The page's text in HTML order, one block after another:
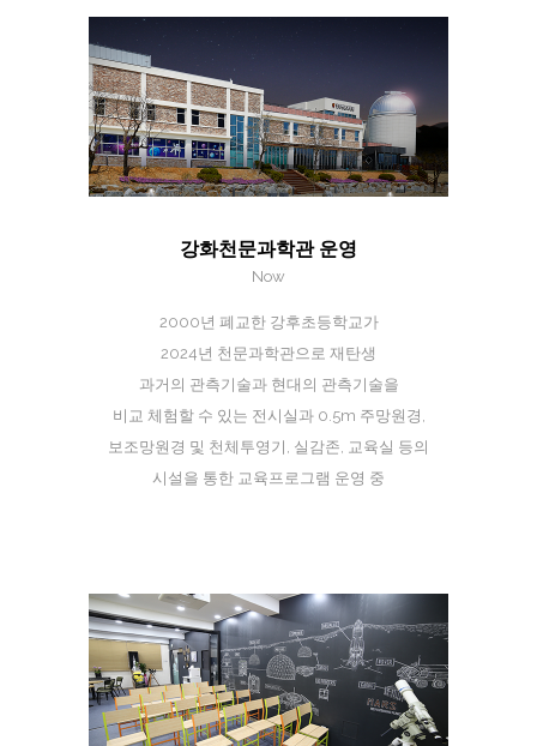
강화천문과학관 운영
Now
2000년 폐교한 강후초등학교가
2024년 천문과학관으로 재탄생
과거의 관측기술과 현대의 관측기술을
비교 체험할 수 있는 전시실과 0.5m 주망원경,
보조망원경 및 천체투영기, 실감존, 교육실 등의
시설을 통한 교육프로그램 운영 중